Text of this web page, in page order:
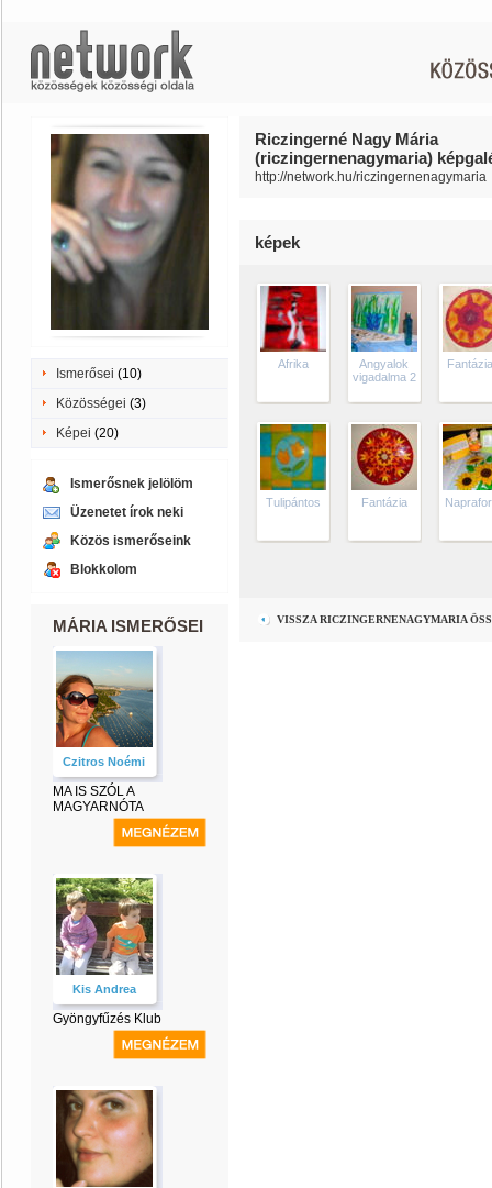
Ismerősei (10)
Közösségei (3)
Képei (20)
Ismerősnek jelölöm
Üzenetet írok neki
Közös ismerőseink
Blokkolom
MÁRIA ISMERŐSEI
Czitros Noémi
MA IS SZÓL A
MAGYARNÓTA
Kis Andrea
Gyöngyfűzés Klub
Riczingerné Nagy Mária
(riczingernenagymaria)
http://network.hu/riczingernenagymaria
képek
Afrika
Angyalok
vigadalma 2
Tulipántos Fantázia
VISSZA RICZINGERNENAGYMARIA